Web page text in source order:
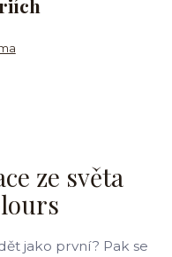
ze světa
jako první? Pak se